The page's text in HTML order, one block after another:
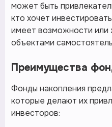
может быть
кто хочет
имеет возможности или
объектами
Преимущества
Фонды накопления
которые делают их
инвесторов: